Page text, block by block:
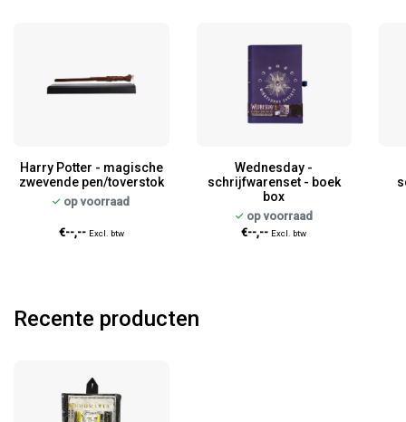
Harry Potter - magische
zwevende pen/toverstok
op voorraad
€--,-- Excl. btw
Wednesday -
schrijfwarenset - boek
box
op voorraad
€--,-- Excl. btw
Recente producten